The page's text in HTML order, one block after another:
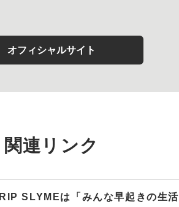
オフィシャルサイト
関連リンク
RIP SLYMEは「みんな早起きの生活